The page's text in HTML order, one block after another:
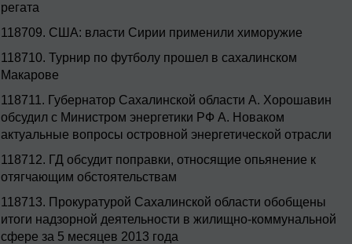
регата
118709. США: власти Сирии применили химоружие
118710. Турнир по футболу прошел в сахалинском
Макарове
118711. Губернатор Сахалинской области А. Хорошавин
обсудил с Министром энергетики РФ А. Новаком
актуальные вопросы островной энергетической отрасли
118712. ГД обсудит поправки, относящие опьянение к
отягчающим обстоятельствам
118713. Прокуратурой Сахалинской области обобщены
итоги надзорной деятельности в жилищно-коммунальной
сфере за 5 месяцев 2013 года